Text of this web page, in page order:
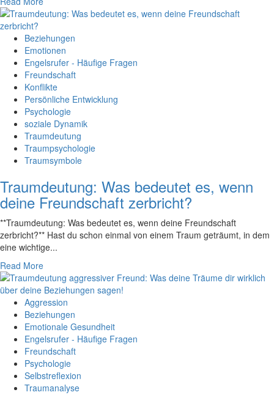
Beziehungen
Emotionen
Engelsrufer - Häufige Fragen
Freundschaft
Konflikte
Persönliche Entwicklung
Psychologie
soziale Dynamik
Traumdeutung
Traumpsychologie
Traumsymbole
Traumdeutung: Was bedeutet es, wenn
deine Freundschaft zerbricht?
**Traumdeutung: Was bedeutet es, wenn deine ‌Freundschaft
zerbricht?** Hast du schon einmal von einem Traum geträumt, in dem
eine wichtige...
Read More
Aggression
Beziehungen
Emotionale Gesundheit
Engelsrufer - Häufige Fragen
Freundschaft
Psychologie
Selbstreflexion
Traumanalyse